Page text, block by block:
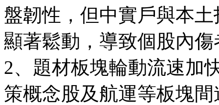
盤韌性，但中實戶與本
顯著鬆動，導致個股內傷
2、題材板塊輪動流速加
策概念股及航運等板塊